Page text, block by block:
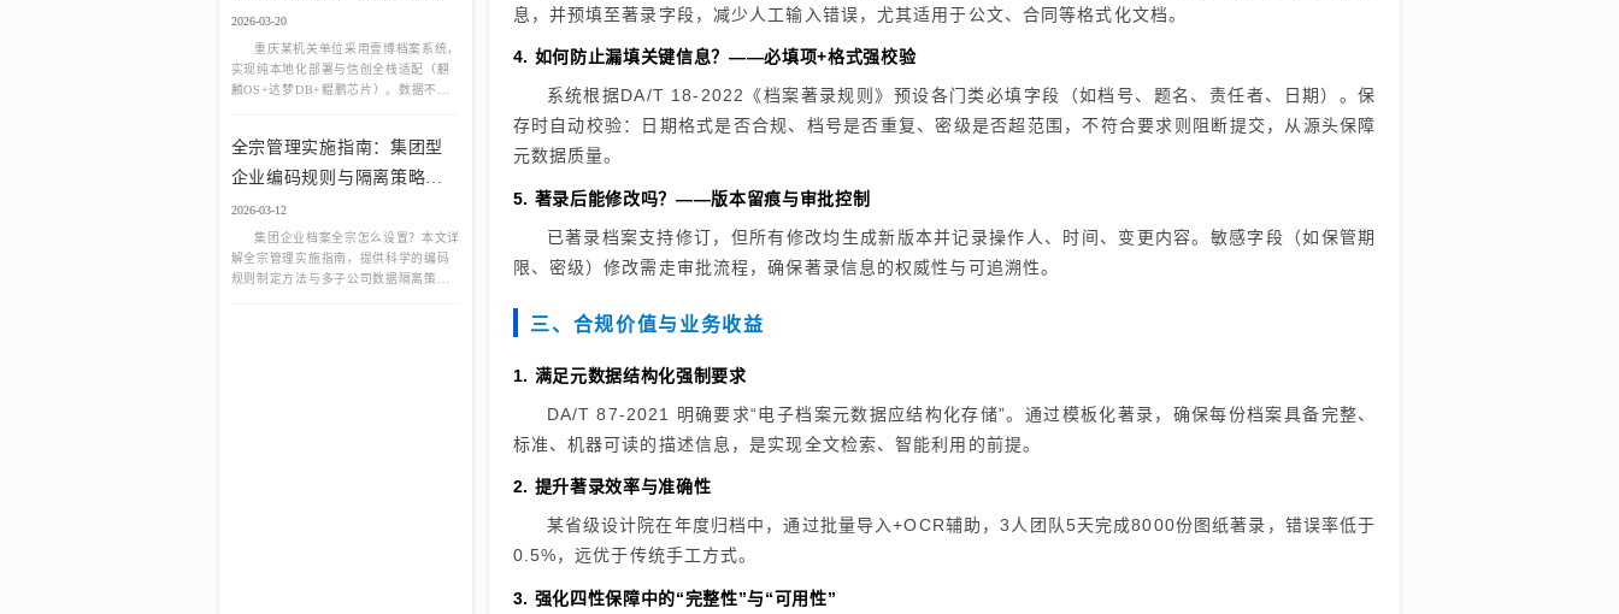
息，并预填至著录字段，减少人工输入错误，尤其适用于公文、合同等格式化文档。
4. 如何防止漏填关键信息？——必填项+格式强校验
系统根据DA/T 18-2022《档案著录规则》预设各门类必填字段（如档号、题名、责任者、日期）。保
存时自动校验：日期格式是否合规、档号是否重复、密级是否超范围，不符合要求则阻断提交，从源头保障
元数据质量。
5. 著录后能修改吗？——版本留痕与审批控制
已著录档案支持修订，但所有修改均生成新版本并记录操作人、时间、变更内容。敏感字段（如保管期
限、密级）修改需走审批流程，确保著录信息的权威性与可追溯性。
三、合规价值与业务收益
1. 满足元数据结构化强制要求
DA/T 87-2021 明确要求“电子档案元数据应结构化存储”。通过模板化著录，确保每份档案具备完整、
标准、机器可读的描述信息，是实现全文检索、智能利用的前提。
2. 提升著录效率与准确性
某省级设计院在年度归档中，通过批量导入+OCR辅助，3人团队5天完成8000份图纸著录，错误率低于
0.5%，远优于传统手工方式。
3. 强化四性保障中的“完整性”与“可用性”
现数据“零泄露”
2026-03-20
重庆某机关单位采用壹博档案系统，
实现纯本地化部署与信创全栈适配（麒
麟OS+达梦DB+鲲鹏芯片）。数据不出
全宗管理实施指南：集团型
企业编码规则与隔离策略详
解
2026-03-12
集团企业档案全宗怎么设置？本文详
解全宗管理实施指南，提供科学的编码
规则制定方法与多子公司数据隔离策